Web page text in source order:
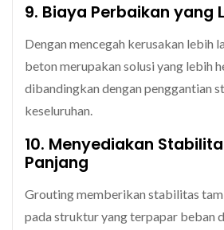
9. Biaya Perbaikan yang
Dengan mencegah kerusakan lebih
beton merupakan solusi yang lebih
dibandingkan dengan penggantian
keseluruhan.
10. Menyediakan
Panjang
Grouting memberikan stabilitas
pada struktur yang terpapar beban